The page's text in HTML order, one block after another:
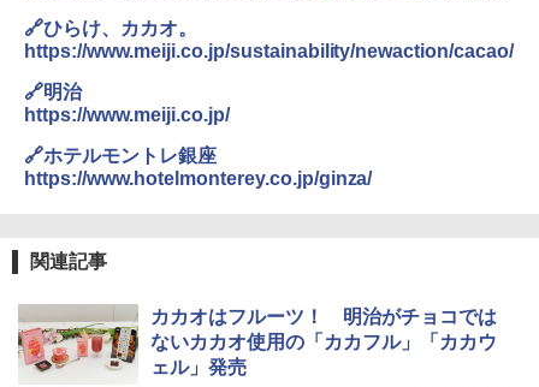
🔗ひらけ、カカオ。
https://www.meiji.co.jp/sustainability/newaction/cacao/
🔗明治
https://www.meiji.co.jp/
🔗ホテルモントレ銀座
https://www.hotelmonterey.co.jp/ginza/
関連記事
カカオはフルーツ！ 明治がチョコでは
ないカカオ使用の「カカフル」「カカウ
ェル」発売